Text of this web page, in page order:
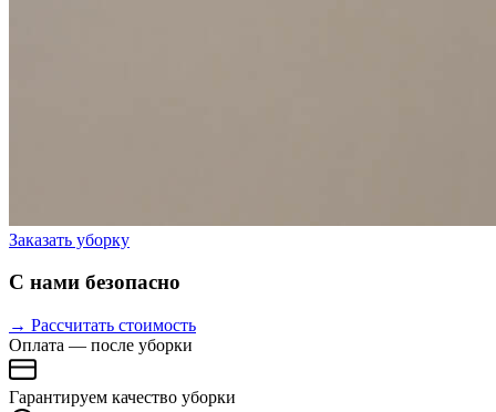
Заказать уборку
С нами безопасно
→ Рассчитать стоимость
Оплата — после уборки
Гарантируем качество уборки